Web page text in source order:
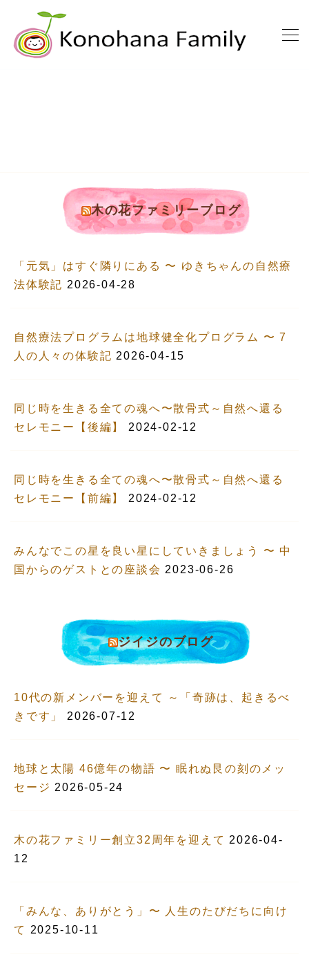
木の花ファミリーブログ
「元気」はすぐ隣りにある 〜 ゆきちゃんの自然療
法体験記 2026-04-28
自然療法プログラムは地球健全化プログラム 〜 7
人の人々の体験記 2026-04-15
同じ時を生きる全ての魂へ〜散骨式～自然へ還る
セレモニー【後編】
2024-02-12
同じ時を生きる全ての魂へ〜散骨式～自然へ還る
セレモニー【前編】
2024-02-12
みんなでこの星を良い星にしていきましょう 〜 中
国からのゲストとの座談会 2023-06-26
ジイジのブログ
10代の新メンバーを迎えて ～「奇跡は、起きるべ
きです」
2026-07-12
地球と太陽 46億年の物語 〜 眠れぬ艮の刻のメッ
セージ 2026-05-24
木の花ファミリー創立32周年を迎えて 2026-04-
12
「みんな、ありがとう」〜 人生のたびだちに向け
て
2025-10-11